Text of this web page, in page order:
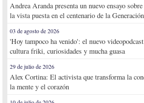
Andrea Aranda presenta un nuevo ensayo
la vista puesta en el centenario de la
03 de agosto de 2026
'Hoy tampoco ha venido': el nuevo
cultura friki, curiosidades y mucha guasa
29 de julio de 2026
Alex Cortina: El activista que transforma la
la mente y el corazón